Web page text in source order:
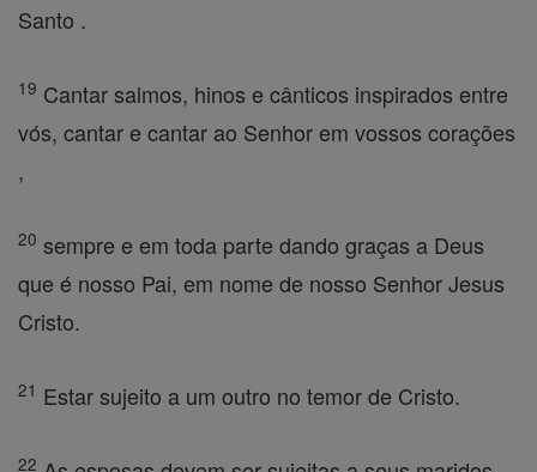
Santo .
19 Cantar salmos, hinos e cânticos inspirados entre
vós, cantar e cantar ao Senhor em vossos corações
,
20 sempre e em toda parte dando graças a Deus
que é nosso Pai, em nome de nosso Senhor Jesus
Cristo.
21 Estar sujeito a um outro no temor de Cristo.
22